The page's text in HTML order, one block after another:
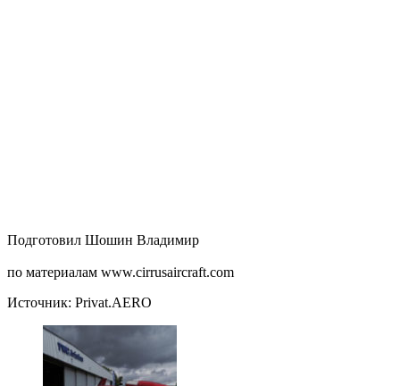
Подготовил Шошин Владимир
по материалам www.cirrusaircraft.com
Источник: Privat.AERO